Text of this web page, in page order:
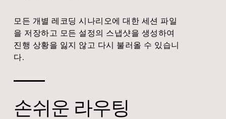
모든 개별 레코딩 시나리오에 대한 세션 파일
을 저장하고 모든 설정의 스냅샷을 생성하여
진행 상황을 잃지 않고 다시 불러올 수 있습니
다.
손쉬운 라우팅